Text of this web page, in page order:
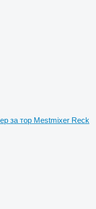
за тор Mestmixer Reck